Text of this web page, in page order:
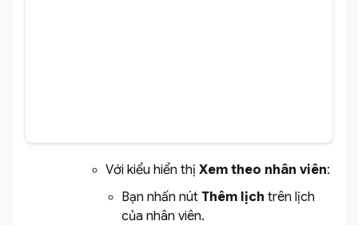
Với kiểu hiển thị Xem theo nhân viên:
Bạn nhấn nút Thêm lịch trên lịch
của nhân viên.